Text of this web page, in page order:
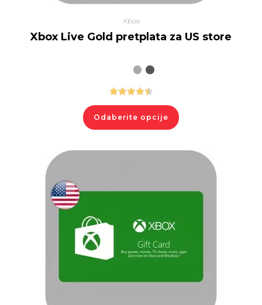
Xbox
Xbox Live Gold pretplata za US store
Ocenjeno
sa4.50
od 5
Odaberite opcije